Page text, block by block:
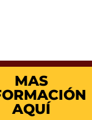
MAS
AQUÍ